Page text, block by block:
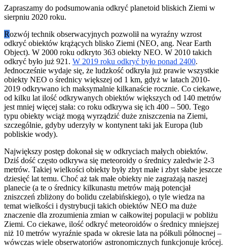
Zapraszamy do podsumowania odkryć planetoid bliskich Ziemi w
sierpniu 2020 roku.
Rozwój technik obserwacyjnych pozwolił na wyraźny wzrost
odkryć obiektów krążących blisko Ziemi (NEO, ang. Near Earth
Object). W 2000 roku odkryto 363 obiekty NEO. W 2010 takich
odkryć było już 921. W 2019 roku odkryć było ponad 2400.
Jednocześnie wydaje się, że ludzkość odkryła już prawie wszystkie
obiekty NEO o średnicy większej od 1 km, gdyż w latach 2010-
2019 odkrywano ich maksymalnie kilkanaście rocznie. Co ciekawe,
od kilku lat ilość odkrywanych obiektów większych od 140 metrów
jest mniej więcej stała: co roku odkrywa się ich 400 – 500. Tego
typu obiekty wciąż mogą wyrządzić duże zniszczenia na Ziemi,
szczególnie, gdyby uderzyły w kontynent taki jak Europa (lub
pobliskie wody).
Największy postęp dokonał się w odkryciach małych obiektów.
Dziś dość często odkrywa się meteoroidy o średnicy zaledwie 2-3
metrów. Takiej wielkości obiekty były zbyt małe i zbyt słabe jeszcze
dziesięć lat temu. Choć aż tak małe obiekty nie zagrażają naszej
planecie (a te o średnicy kilkunastu metrów mają potencjał
zniszczeń zbliżony do bolidu czelabińskiego), o tyle wiedza na
temat wielkości i dystrybucji takich obiektów NEO ma duże
znaczenie dla zrozumienia zmian w całkowitej populacji w pobliżu
Ziemi. Co ciekawe, ilość odkryć meteoroidów o średnicy mniejszej
niż 10 metrów wyraźnie spada w okresie lata na półkuli północnej –
wówczas wiele obserwatoriów astronomicznych funkcjonuje krócej.